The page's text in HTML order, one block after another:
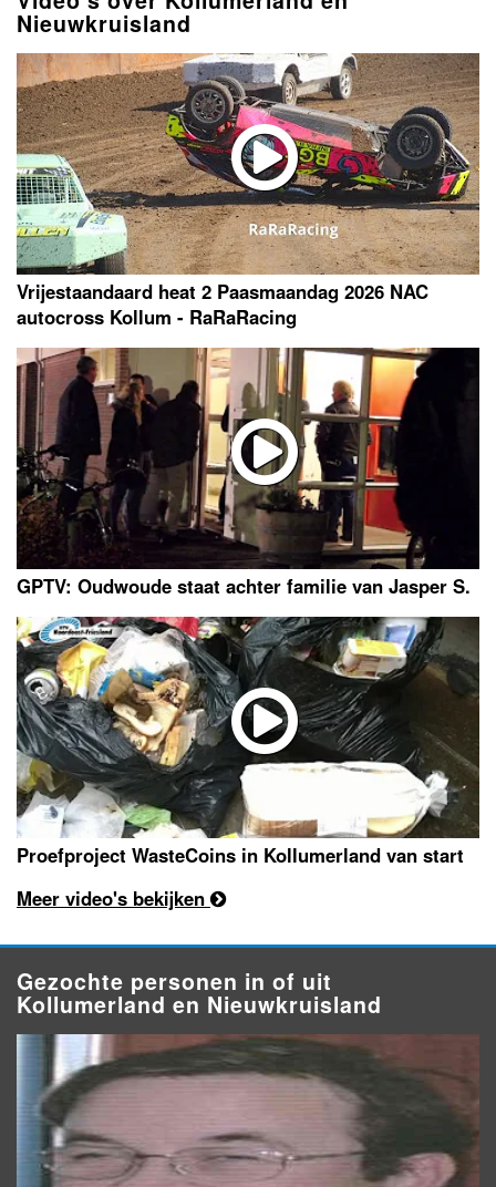
Nieuwkruisland
Vrijestaandaard heat 2 Paasmaandag 2026 NAC
autocross Kollum - RaRaRacing
GPTV: Oudwoude staat achter familie van Jasper S.
Proefproject WasteCoins in Kollumerland van start
Meer video's bekijken
Gezochte personen in of uit
Kollumerland en Nieuwkruisland